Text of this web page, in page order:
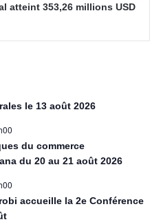
atteint 353,26 millions USD
le 13 août 2026
du commerce
du 20 au 21 août 2026
accueille la 2e Conférence